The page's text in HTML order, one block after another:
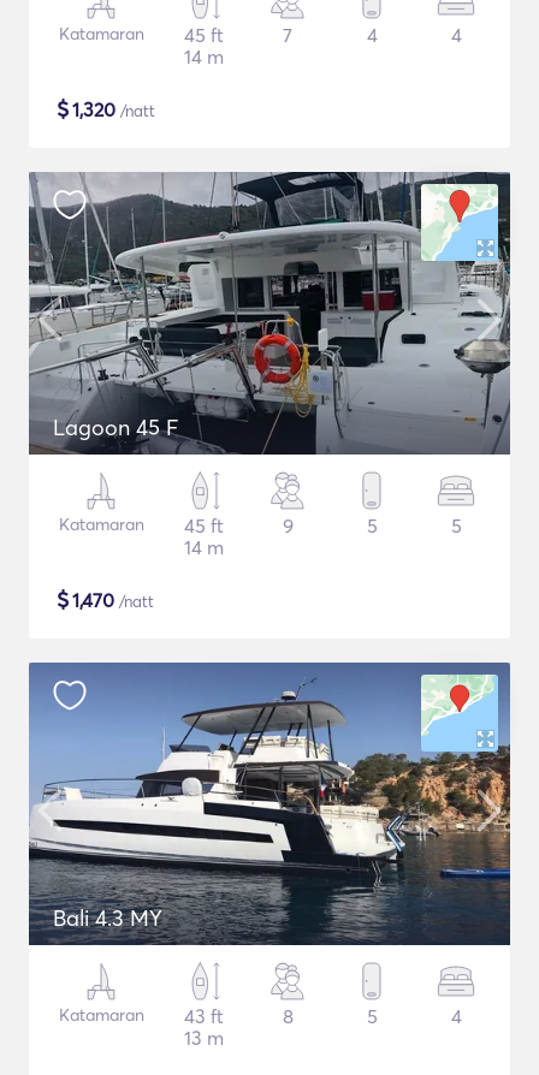
Katamaran
45 ft
14 m
7 4 4
$1,320 /natt
Lagoon 45 F
Katamaran
45 ft
14 m
9 5 5
$1,470 /natt
Bali 4.3 MY
Katamaran
43 ft
13 m
8 5 4